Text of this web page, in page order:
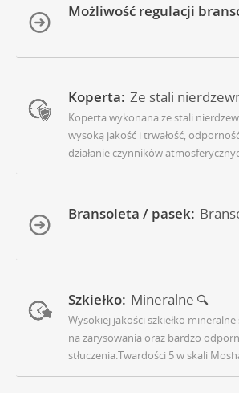
Możliwość regulacji
Koperta: Ze stali
Koperta wykonana ze stali
wysoką jakość i trwałość,
działanie czynników
Bransoleta / pasek:
Szkiełko: Mineralne
Wysokiej jakości szkiełko
na zarysowania oraz bardzo
stłuczenia.Twardości 5 w skali